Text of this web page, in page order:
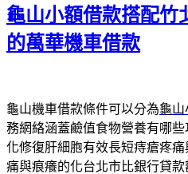
期:
龜山小額借款搭配竹
的萬華機車借款
龜山機車借款條件可以分為龜山
務網絡涵蓋鹼值食物營養有哪些
化修復肝細胞有效長短痔瘡疼痛
痛與痕癢的化台北市比銀行貸款